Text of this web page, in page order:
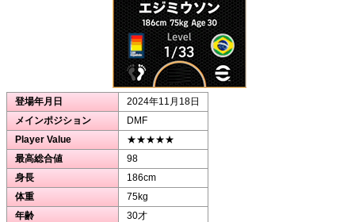
登場年月日
2024年11月18日
メインポジション
DMF
Player Value
★★★★★
最高総合値
98
身長
186cm
体重
75kg
年齢
30才